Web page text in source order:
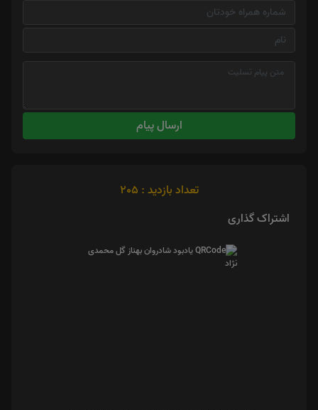
ارسال پیام
تعداد بازدید : 205
اشتراک گذاری